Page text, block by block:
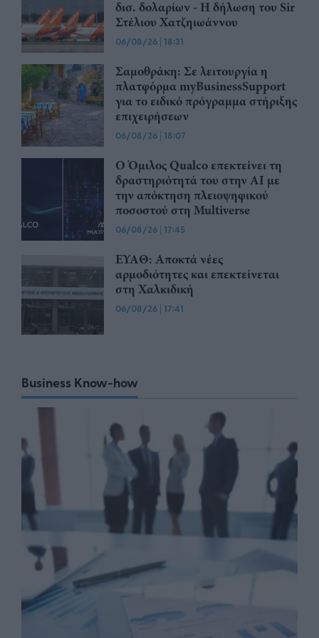
δισ. δολαρίων - Η δήλωση του Sir
Στέλιου Χατζηιωάννου
06/08/26 | 18:31
Σαμοθράκη: Σε λειτουργία η
πλατφόρμα myBusinessSupport
για το ειδικό πρόγραμμα στήριξης
επιχειρήσεων
06/08/26 | 18:07
Ο Όμιλος Qualco επεκτείνει τη
δραστηριότητά του στην ΑΙ με
την απόκτηση πλειοψηφικού
ποσοστού στη Multiverse
06/08/26 | 17:45
ΕΥΑΘ: Αποκτά νέες
αρμοδιότητες και επεκτείνεται
στη Χαλκιδική
06/08/26 | 17:41
Business Know-how